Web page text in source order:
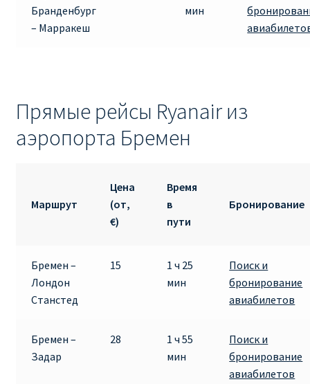
Бранденбург
– Марракеш
мин
Прямые рейсы Ryanair из
аэропорта Бремен
Маршрут
Цена
(от,
€)
Время
в
пути
Бронирование
Бремен –
Лондон
Станстед
15
1 ч 25
мин
Поиск и
бронирование
авиабилетов
Бремен –
Задар
28
1 ч 55
мин
Поиск и
бронирование
авиабилетов